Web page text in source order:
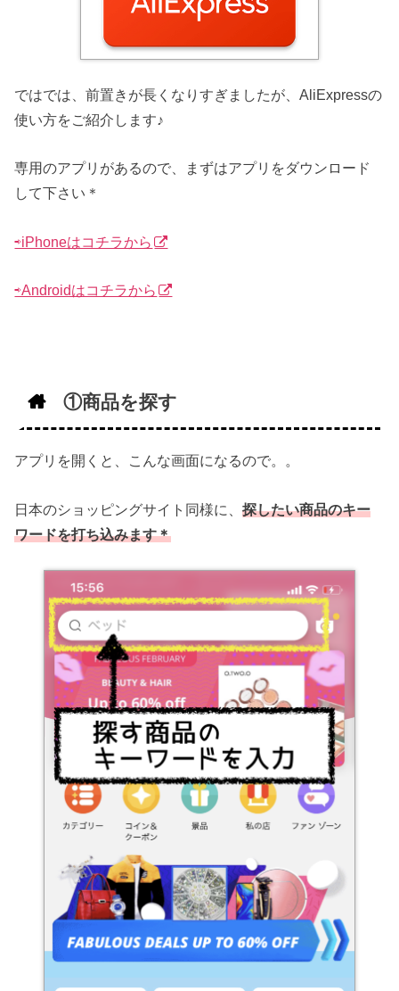
ではでは、前置きが長くなりすぎましたが、AliExpressの
使い方をご紹介します♪
専用のアプリがあるので、まずはアプリをダウンロード
して下さい＊
⇨iPhoneはコチラから
⇨Androidはコチラから
①商品を探す
アプリを開くと、こんな画面になるので。。
日本のショッピングサイト同様に、探したい商品のキー
ワードを打ち込みます＊